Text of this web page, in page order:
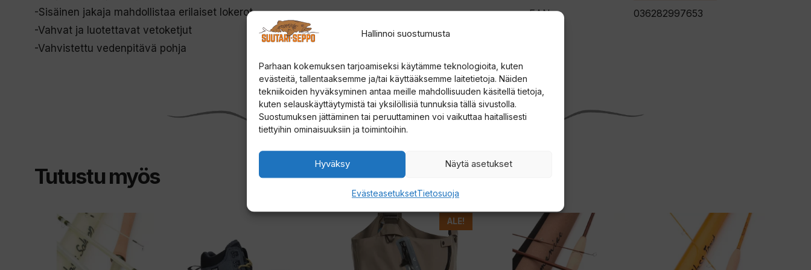
Hallinnoi suostumusta
Parhaan kokemuksen tarjoamiseksi käytämme teknologioita, kuten
evästeitä, tallentaaksemme ja/tai käyttääksemme laitetietoja. Näiden
tekniikoiden hyväksyminen antaa meille mahdollisuuden käsitellä tietoja,
kuten selauskäyttäytymistä tai yksilöllisiä tunnuksia tällä sivustolla.
Suostumuksen jättäminen tai peruuttaminen voi vaikuttaa haitallisesti
tiettyihin ominaisuuksiin ja toimintoihin.
Hyväksy Näytä asetukset
EvästeasetuksetTietosuoja
e
e
s
i
l
i
-Sisäinen jakaja mahdollistaa erilaiset lokerot
-Vahvat ja luotettavat vetoketjut
-Vahvistettu vedenpitävä pohja
EAN
036282997653
Tutustu myös
tuotteella
ALE!
tuotteella
tuotteella